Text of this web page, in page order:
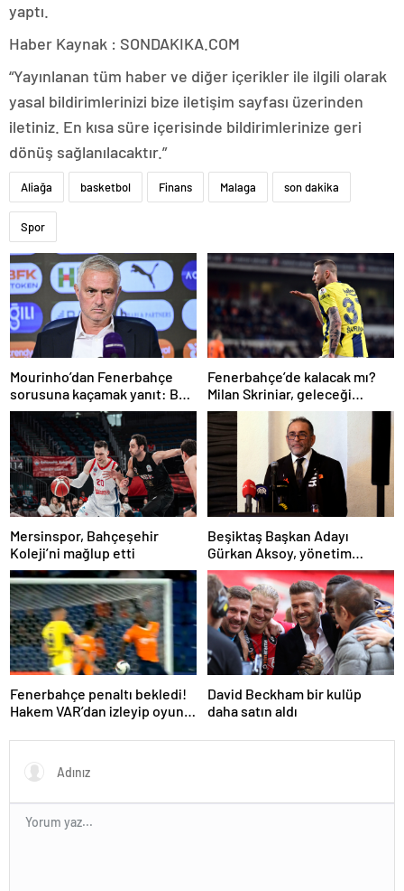
yaptı.
Haber Kaynak : SONDAKIKA.COM
“Yayınlanan tüm haber ve diğer içerikler ile ilgili olarak
yasal bildirimlerinizi bize iletişim sayfası üzerinden
iletiniz. En kısa süre içerisinde bildirimlerinize geri
dönüş sağlanılacaktır.”
Aliağa basketbol Finans Malaga son dakika
Spor
Mourinho’dan Fenerbahçe
sorusuna kaçamak yanıt: Bu
soruyu anlamadım
Fenerbahçe’de kalacak mı?
Milan Skriniar, geleceği
hakkında konuştu
Mersinspor, Bahçeşehir
Koleji’ni mağlup etti
Beşiktaş Başkan Adayı
Gürkan Aksoy, yönetim
kurulunu tanıttı
Fenerbahçe penaltı bekledi!
Hakem VAR’dan izleyip oyunu
David Beckham bir kulüp
daha satın aldı